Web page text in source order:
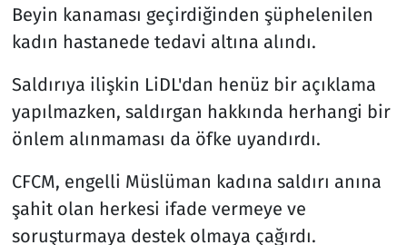
Beyin kanaması geçirdiğinden şüphelenilen
kadın hastanede tedavi altına alındı.
Saldırıya ilişkin LiDL'dan henüz bir açıklama
yapılmazken, saldırgan hakkında herhangi bir
önlem alınmaması da öfke uyandırdı.
CFCM, engelli Müslüman kadına saldırı anına
şahit olan herkesi ifade vermeye ve
soruşturmaya destek olmaya çağırdı.